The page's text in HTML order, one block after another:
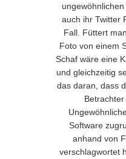
auch ihr Twitter
Fall. Füttert
Foto von einem
Schaf wäre eine
und gleichzeitig
das daran, dass
Software
anhand von
verschlagwortet